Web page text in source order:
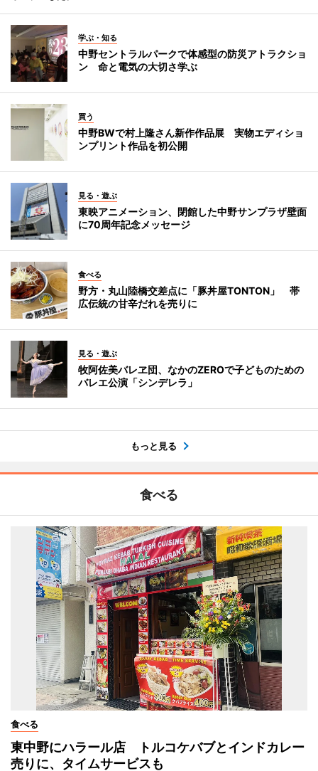
学ぶ・知る
中野セントラルパークで体感型の防災アトラクショ
ン 命と電気の大切さ学ぶ
買う
中野BWで村上隆さん新作作品展 実物エディショ
ンプリント作品を初公開
見る・遊ぶ
東映アニメーション、閉館した中野サンプラザ壁面
に70周年記念メッセージ
食べる
野方・丸山陸橋交差点に「豚丼屋TONTON」 帯
広伝統の甘辛だれを売りに
見る・遊ぶ
牧阿佐美バレヱ団、なかのZEROで子どものための
バレエ公演「シンデレラ」
もっと見る
食べる
食べる
東中野にハラール店 トルコケバブとインドカレー
売りに、タイムサービスも